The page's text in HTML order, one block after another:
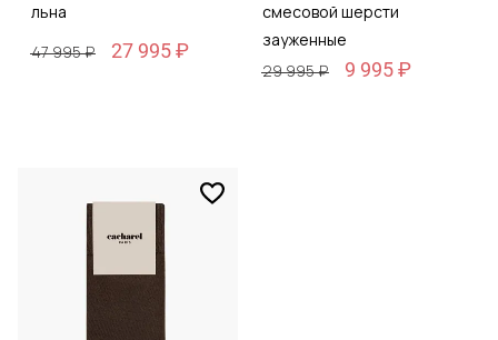
льна
47 995 ₽
27 995 ₽
смесовой шерсти
зауженные
29 995 ₽
9 995 ₽